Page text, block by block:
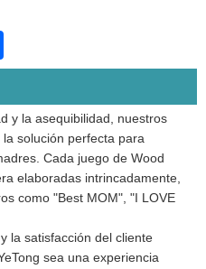
y la asequibilidad, nuestros
solución perfecta para
Cada juego de Wood
elaboradas intrincadamente,
como "Best MOM", "I LOVE
la satisfacción del cliente
sea una experiencia